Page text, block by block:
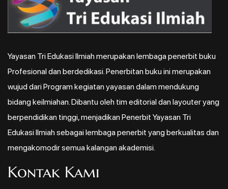
Yayasan Tri Edukasi Ilmiah merupakan lembaga penerbit buku
Profesional dan berdedikasi. Penerbitan buku ini merupakan
wujud dari Program kegiatan yayasan dalam mendukung
bidang keilmiahan. Dibantu oleh tim editorial dan layouter yang
berpendidikan tinggi, menjadikan Penerbit Yayasan Tri
Edukasi Ilmiah sebagai lembaga penerbit yang berkualitas dan
mengakomodir semua kalangan akademisi.
Kontak Kami